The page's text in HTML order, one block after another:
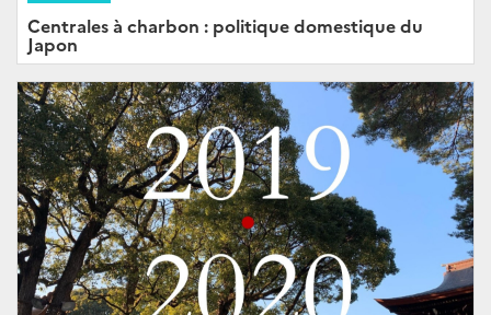
Centrales à charbon : politique domestique du
Japon